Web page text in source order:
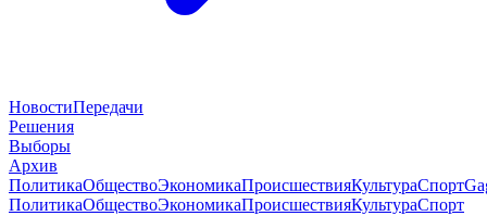
НовостиПередачи
Решения
Выборы
Архив
ПолитикаОбществоЭкономикаПроисшествияКультураСпорт
ПолитикаОбществоЭкономикаПроисшествияКультураСпорт